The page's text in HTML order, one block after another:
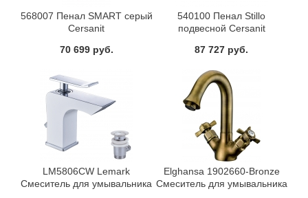
568007 Пенал SMART серый
Cersanit
70 699 руб.
540100 Пенал Stillo
подвесной Cersanit
87 727 руб.
LM5806CW Lemark
Смеситель для умывальника
Elghansa 1902660-Bronze
Смеситель для умывальника